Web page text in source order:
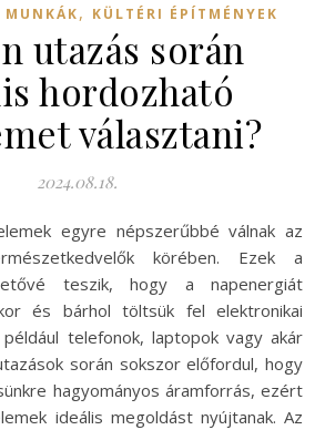
MUNKÁK, KÜLTÉRI ÉPÍTMÉNYEK
utazás során
hordozható
választani?
2024.08.18.
körében. Ezek a
teszik, hogy a napenergiát
és bárhol töltsük fel elektronikai
telefonok, laptopok vagy akár
során sokszor előfordul, hogy
hagyományos áramforrás, ezért
ideális megoldást nyújtanak. Az